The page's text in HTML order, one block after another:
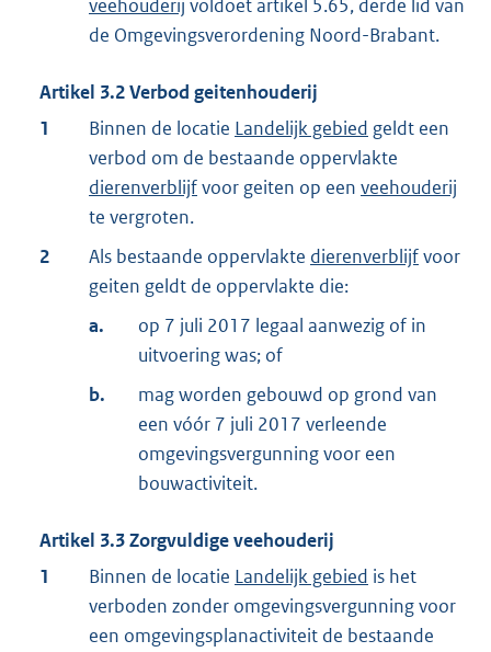
veehouderij voldoet artikel 5.65, derde lid van
de Omgevingsverordening Noord-Brabant.
Artikel 3.2Verbod geitenhouderij
1
Binnen de locatie Landelijk gebied geldt een
verbod om de bestaande oppervlakte
dierenverblijfvoor geiten op een veehouderij
te vergroten.
2
Als bestaande oppervlakte dierenverblijfvoor
geiten geldt de oppervlakte die:
a.
op 7 juli 2017 legaal aanwezig of in
uitvoering was; of
b.
mag worden gebouwd op grond van
een vóór 7 juli 2017 verleende
omgevingsvergunning voor een
bouwactiviteit.
Artikel 3.3Zorgvuldige veehouderij
1
Binnen de locatie Landelijk gebied is het
verboden zonder omgevingsvergunning voor
een omgevingsplanactiviteit de bestaande